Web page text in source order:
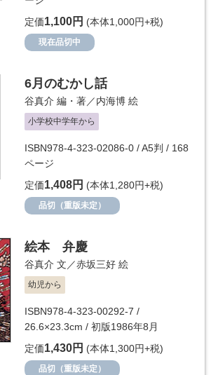
定価1,100円 (本体1,000円+税)
現在品切中
6月のむかし話
谷真介 編・著／内海博 絵
小学校中学年から
ISBN978-4-323-02086-0 / A5判 / 168
ページ
定価1,408円 (本体1,280円+税)
品切（重版未定）
絵本 弁慶
谷真介 文／赤坂三好 絵
幼児から
ISBN978-4-323-00292-7 /
26.6×23.3cm / 初版1986年8月
定価1,430円 (本体1,300円+税)
品切（重版未定）